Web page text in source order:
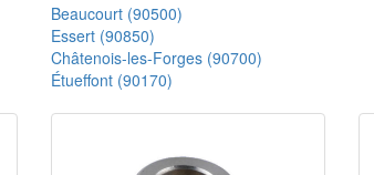
Beaucourt (90500)
Essert (90850)
Châtenois-les-Forges (90700)
Étueffont (90170)